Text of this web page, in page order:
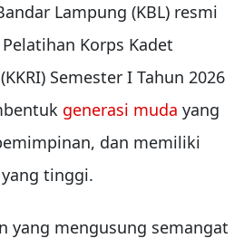
Lampung (KBL) resmi
Korps Kadet
Semester I Tahun 2026
generasi muda yang
dan memiliki
tinggi.
yang mengusung semangat